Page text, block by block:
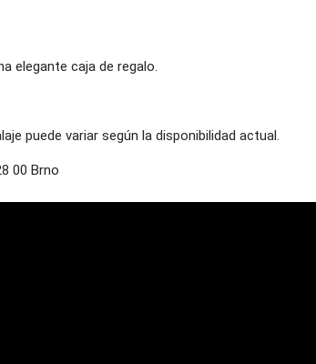
elegante caja de regalo.
puede variar según la disponibilidad actual.
00 Brno